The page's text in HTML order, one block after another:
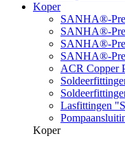
Koper
SANHA®-
SANHA®-
SANHA®-
SANHA®-
ACR Copper
Lasfittingen
Koper